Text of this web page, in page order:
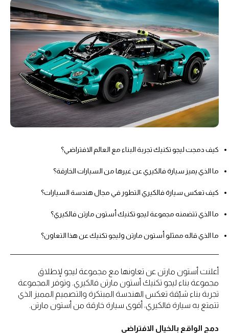
كيف دمجت ليجو تكنيك تجربة البناء مع العالم الافتراضي؟
ما الذي يميز سيارة فالكيري عن غيرها من السيارات الخارقة؟
كيف تعكس سيارة فالكيري التطور في مجال هندسة السيارات؟
ما الذي تتضمنه مجموعة ليجو تكنيك أستون مارتن فالكيري؟
ما الذي قاله ممثلو أستون مارتن وليجو تكنيك عن هذا التعاون؟
أعلنت أستون مارتن عن تعاونها مع مجموعة ليجو لإطلاق
مجموعة بناء ليجو تكنيك أستون مارتن فالكيري. وتوفر المجموعة
تجربة بناء شيّقة تعكس الهندسة المبتكرة والتصميم المميز الذي
تتمتع به سيارة فالكيري، أقوى سيارة خارقة من أستون مارتن.
دمج الواقع بالخيال الافتراضي